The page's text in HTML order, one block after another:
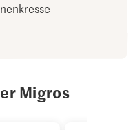
Migros